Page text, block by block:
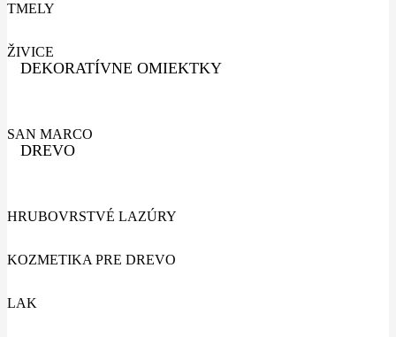
TMELY
ŽIVICE
DEKORATÍVNE OMIEKTKY
SAN MARCO
DREVO
HRUBOVRSTVÉ LAZÚRY
KOZMETIKA PRE DREVO
LAK